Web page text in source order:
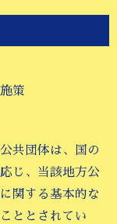
策
共団体は、国の
じ、当該地方公
関する基本的な
ととされてい